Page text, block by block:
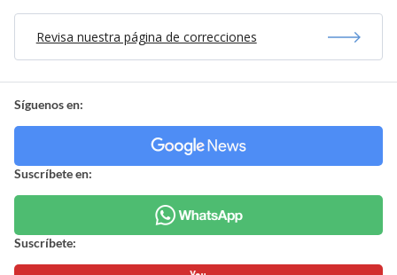
Revisa nuestra página de correcciones
Síguenos en:
Suscríbete en:
Suscríbete: